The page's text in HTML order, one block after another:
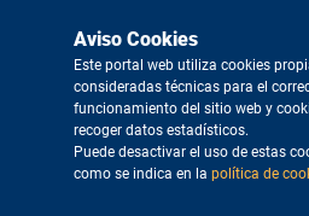
Obtenga más información sobre la
derechos en nuestra
Política de
baja de nuestra newsletter pulseaquí
¿Quiénes
somos?
Aviso
Legal
Condiciones
Generales
Aviso Cookies
Este portal web utiliza cookies
consideradas técnicas para el
funcionamiento del sitio web y
recoger datos estadísticos.
Puede desactivar el uso de estas
como se indica en la política de